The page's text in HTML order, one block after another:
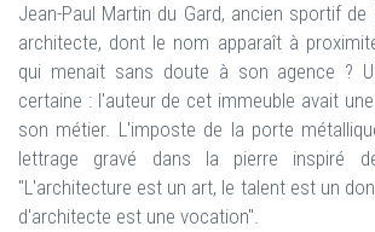
Jean-Paul Martin du Gard, ancien sportif
architecte, dont le nom apparaît à
qui menait sans doute à son agence ?
certaine : l'auteur de cet immeuble avait
son métier. L'imposte de la porte
lettrage gravé dans la pierre inspiré
"L'architecture est un art, le talent est un
d'architecte est une vocation".